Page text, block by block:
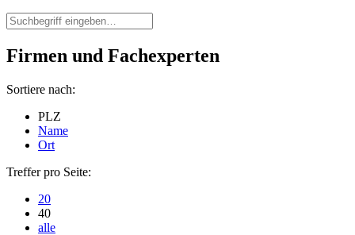
Firmen und Fachexperten
Sortiere nach:
PLZ
Name
Ort
Treffer pro Seite:
20
40
alle